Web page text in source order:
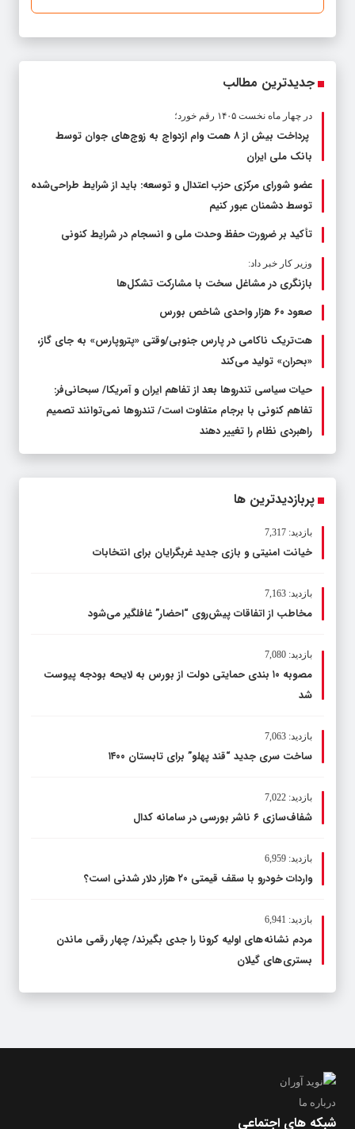
جدیدترین مطالب
در چهار ماه نخست ۱۴۰۵ رقم خورد؛
پرداخت بیش از ۸ همت وام ازدواج به زوج‌های جوان توسط
بانک ملی ایران
عضو شورای مرکزی حزب اعتدال و توسعه: باید از شرایط طراحی‌شده
توسط دشمنان عبور کنیم
تأکید بر ضرورت حفظ وحدت ملی و انسجام در شرایط کنونی
وزیر کار خبر داد:
بازنگری در مشاغل سخت با مشارکت تشکل‌ها
صعود ۶۰ هزار واحدی شاخص بورس
هت‌تریک ناکامی در پارس جنوبی/وقتی «پتروپارس» به جای گاز،
«بحران» تولید می‌کند
حیات سیاسی تندروها بعد از تفاهم ایران و آمریکا/ سبحانی‌فر:
تفاهم کنونی با برجام متفاوت است/ تندروها نمی‌توانند تصمیم
راهبردی نظام را تغییر دهند
پربازدیدترین ها
بازدید: 7,317
خیانت امنیتی و بازی جدید غربگرایان برای انتخابات
بازدید: 7,163
مخاطب از اتفاقات پیش‌روی “احضار” غافلگیر می‌شود
بازدید: 7,080
مصوبه ۱۰ بندی حمایتی دولت از بورس به لایحه بودجه پیوست
شد
بازدید: 7,063
ساخت سری جدید “قند پهلو” برای تابستان ۱۴۰۰
بازدید: 7,022
شفاف‌سازی ۶ ناشر بورسی در سامانه کدال
بازدید: 6,959
واردات خودرو با سقف قیمتی ۲۰ هزار دلار شدنی است؟
بازدید: 6,941
مردم نشانه های اولیه کرونا را جدی بگیرند/ چهار رقمی ماندن
بستری های گیلان
درباره ما
شبکه های اجتماعی